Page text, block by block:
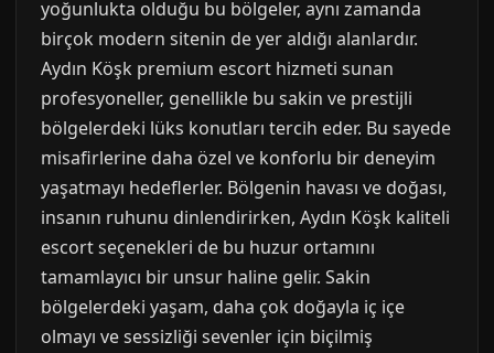
yoğunlukta olduğu bu bölgeler, aynı zamanda
birçok modern sitenin de yer aldığı alanlardır.
Aydın Köşk premium escort hizmeti sunan
profesyoneller, genellikle bu sakin ve prestijli
bölgelerdeki lüks konutları tercih eder. Bu sayede
misafirlerine daha özel ve konforlu bir deneyim
yaşatmayı hedeflerler. Bölgenin havası ve doğası,
insanın ruhunu dinlendirirken, Aydın Köşk kaliteli
escort seçenekleri de bu huzur ortamını
tamamlayıcı bir unsur haline gelir. Sakin
bölgelerdeki yaşam, daha çok doğayla iç içe
olmayı ve sessizliği sevenler için biçilmiş